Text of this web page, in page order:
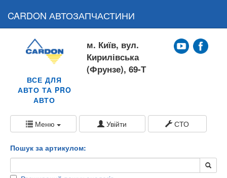
CARDON АВТОЗАПЧАСТИНИ
ВСЕ ДЛЯ
АВТО ТА PRO
АВТО
м. Київ, вул.
Кирилівська
(Фрунзе), 69-Т
Меню Увійти СТО
Пошук за артикулом: